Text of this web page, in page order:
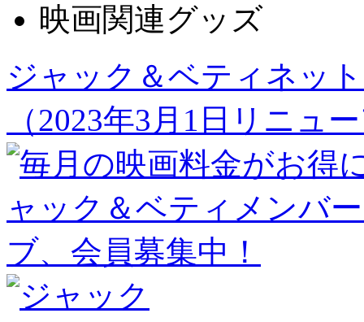
映画関連グッズ
ジャック＆ベティネッ
（2023年3月1日リニュ